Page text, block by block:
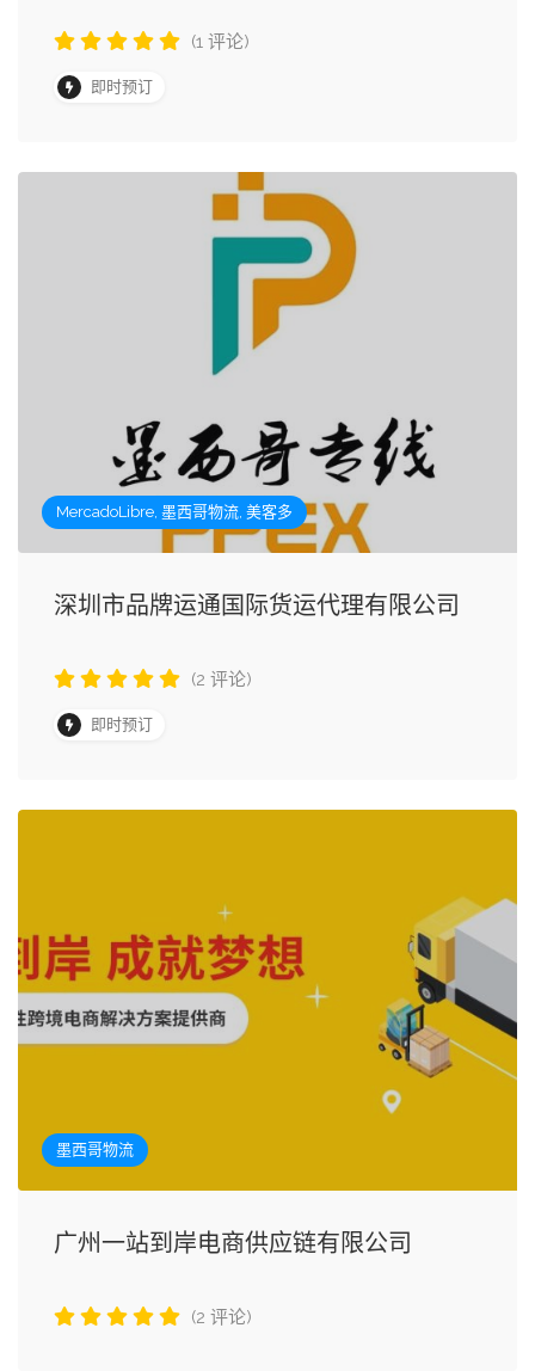
(1 评论)
即时预订
MercadoLibre, 墨西哥物流, 美客多
深圳市品牌运通国际货运代理有限公司
(2 评论)
即时预订
墨西哥物流
广州一站到岸电商供应链有限公司
(2 评论)